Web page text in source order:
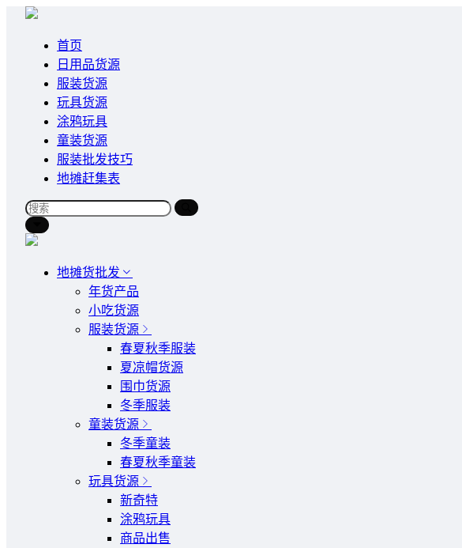
首页
日用品货源
服装货源
玩具货源
涂鸦玩具
童装货源
服装批发技巧
地摊赶集表
地摊货批发
年货产品
小吃货源
服装货源
春夏秋季服装
夏凉帽货源
围巾货源
冬季服装
童装货源
冬季童装
春夏秋季童装
玩具货源
新奇特
涂鸦玩具
商品出售